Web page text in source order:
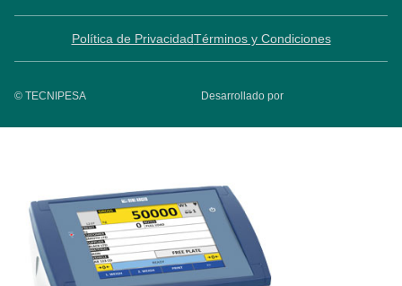
© TECNIPESA
Política de PrivacidadTérminos y Condiciones
Desarrollado por